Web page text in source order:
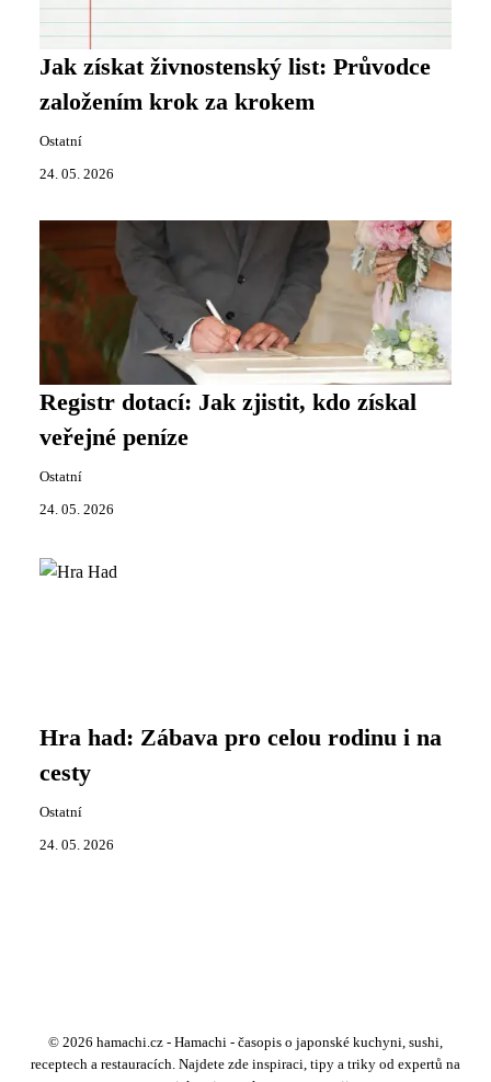
Jak získat živnostenský list: Průvodce
založením krok za krokem
Ostatní
24. 05. 2026
Registr dotací: Jak zjistit, kdo získal
veřejné peníze
Ostatní
24. 05. 2026
Hra had: Zábava pro celou rodinu i na
cesty
Ostatní
24. 05. 2026
© 2026 hamachi.cz - Hamachi - časopis o japonské kuchyni, sushi,
receptech a restauracích. Najdete zde inspiraci, tipy a triky od expertů na